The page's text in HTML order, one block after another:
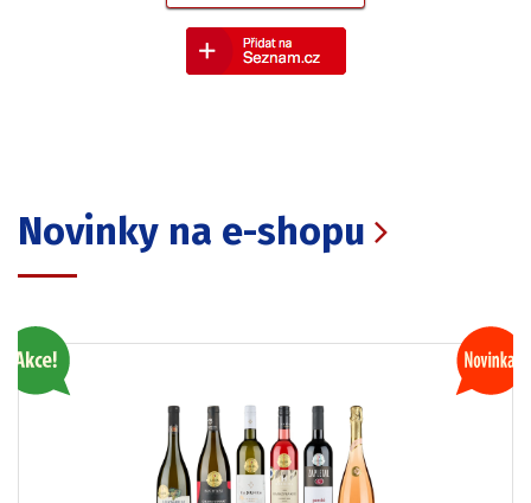
Novinky na e-shopu